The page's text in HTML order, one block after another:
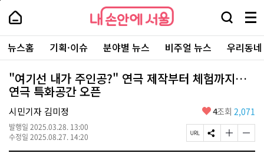
본
로
가
내
손
안
에
서
울
-
서
울
시
대
표
소
통
포
내
손
에
울
검
창
열
기
메
뉴
전
체
보
주
요
서
뉴스홈 기획·이슈 분야별 뉴스 비주얼 뉴스 우리동
"여기선 내가 주인공?" 연극 제작부터 체험까지…
연극 특화공간 오픈
시민기자 김미정
발행일 2025.03.28. 13:00
수정일 2025.08.27. 14:20
좋
요
4조회 2,071
페
이
S
N
글
자
글
자
페
상
단
로